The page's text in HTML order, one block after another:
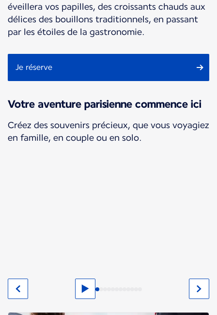
éveillera vos papilles, des croissants chauds aux
délices des bouillons traditionnels, en passant
par les étoiles de la gastronomie.
Je réserve
Votre aventure parisienne commence ici
Créez des souvenirs précieux, que vous voyagiez
en famille, en couple ou en solo.